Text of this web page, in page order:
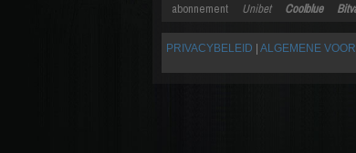
abonnement Unibet Coolblue
PRIVACYBELEID ALGEMENE